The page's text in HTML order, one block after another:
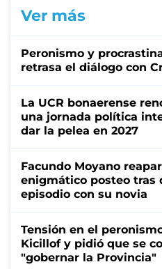
Ver más
Peronismo y
retrasa el diálogo con
La UCR bonaerense
una jornada política
dar la pelea en 2027
Facundo Moyano
enigmático posteo tras
episodio con su novia
Tensión en el
Kicillof y pidió que se
"gobernar la Provincia"